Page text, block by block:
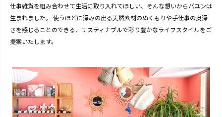
仕事雑貨を組み合わせて生活に取り入れてほしい、そんな想いからパユンは
生まれました。 使うほどに深みの出る天然素材のぬくもりや手仕事の奥深
さを感じることのできる、サスティナブルで彩り豊かなライフスタイルをご
提案いたします。